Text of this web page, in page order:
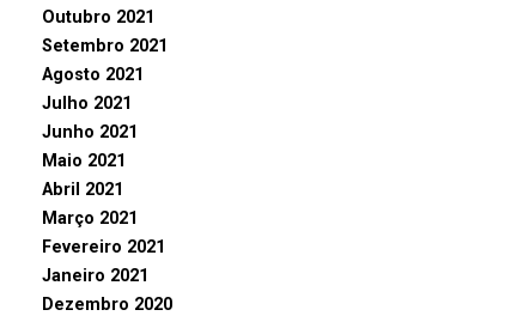
Outubro 2021
Setembro 2021
Agosto 2021
Julho 2021
Junho 2021
Maio 2021
Abril 2021
Março 2021
Fevereiro 2021
Janeiro 2021
Dezembro 2020